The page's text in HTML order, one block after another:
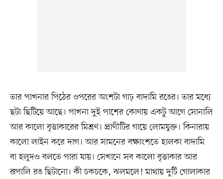
তার পাখনার পিঠের ওপরের অংশটা গাঢ় বাদামি রঙের। তার মধ্যে
ছটা ছিটিয়ে আছে। পাখনা দুই পাশের কোণায় একটু আগে সোনালি
আর কালো বৃত্তাকারের মিশ্রণ। প্রাণীটির গায়ে লোমযুক্ত। কিনারায়
কালো লাইন করে দাগ। আর সামনের বক্ষাংশতে হালকা বাদামি
বা হলুদও বলতে পারা যায়। সেখানে সব কালো বৃত্তাকার আর
রূপালি রঙ ছিটানো। কী চকচকে, ঝলমলে! মাথায় দুটি গোলাকার